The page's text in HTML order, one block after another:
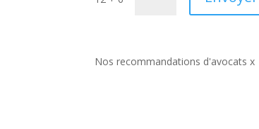
Nos recommandations d'avocats x